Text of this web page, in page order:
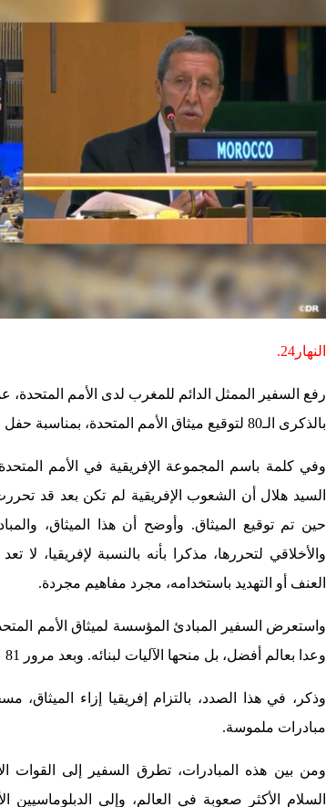
النهار24.
رفع السفير الممثل الدائم للمغرب لدى الأمم المتحدة،
بالذكرى الـ80 لتوقيع ميثاق الأمم المتحدة، بمناسبة حفل جرى تنظيمه الجمعة بنيويورك.
وفي كلمة باسم المجموعة الإفريقية في الأمم
السيد هلال أن الشعوب الإفريقية لم تكن بعد قد
حين تم توقيع الميثاق. وأوضح أن هذا الميثاق،
والأخلاقي لتحررها، مذكرا بأنه بالنسبة لإفريقيا، لا
العنف أو التهديد باستخدامه، مجرد مفاهيم مجردة.
واستعرض السفير المبادئ المؤسسة لميثاق الأمم
وعدا بعالم أفضل، بل منحها الآليات لبنائه. وبعد مرور 81 عاما، نظل عازمين على استخدامها”.
وذكر، في هذا الصدد، بالتزام إفريقيا إزاء الميثاق،
مبادرات ملموسة.
ومن بين هذه المبادرات، تطرق السفير إلى القوات
السلام الأكثر صعوبة في العالم، وإلى الدبلوماسيين